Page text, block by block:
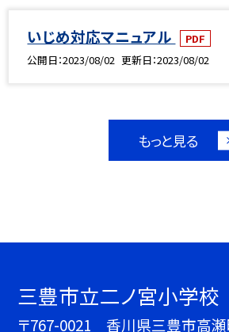
いじめ対応マニュアル
PDF
公開日 2023/08/02 更新日 2023/08/02
もっと見る
三豊市立二ノ宮小学校
〒767-0021 香川県三豊市高